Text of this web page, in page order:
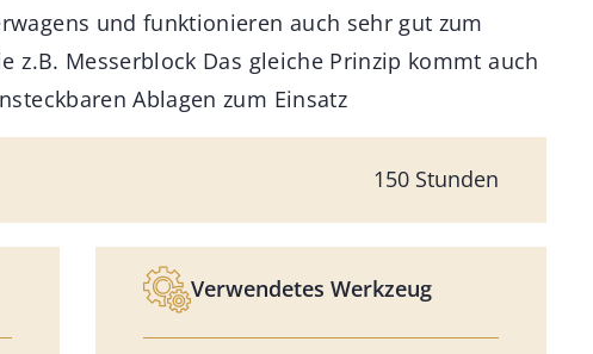
und funktionieren auch sehr gut zum
z.B. Messerblock Das gleiche Prinzip kommt auch
Ablagen zum Einsatz
150 Stunden
Verwendetes Werkzeug